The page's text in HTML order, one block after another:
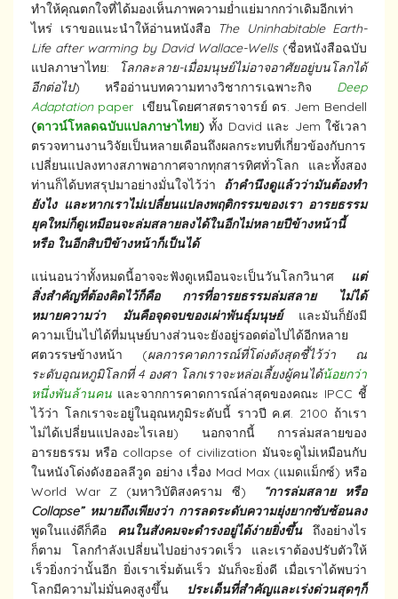
ทำให้คุณตกใจที่ได้มองเห็นภาพความย่ำแย่มากกว่าเดิมอีกเท่า
ไหร่ เราขอแนะนำให้อ่านหนังสือ
The Uninhabitable Earth-
Life after warming by David Wallace-Wells(ชื่อหนังสือฉบับ
แปลภาษาไทย: โลกละลาย-เมื่อมนุษย์ไม่อาจอาศัยอยู่บนโลกได้
อีกต่อไป) หรืออ่านบทความทางวิชาการเฉพาะกิจ Deep
Adaptationpaper เขียนโดยศาสตราจารย์ ดร. Jem Bendell
(ดาวน์โหลดฉบับแปลภาษาไทย) ทั้ง David และ Jem ใช้เวลา
ตรวจทานงานวิจัยเป็นหลายเดือนถึงผลกระทบที่เกี่ยวข้องกับการ
เปลี่ยนแปลงทางสภาพอากาศจากทุกสารทิศทั่วโลก และทั้งสอง
ท่านก็ได้บทสรุปมาอย่างมั่นใจไว้ว่า ถ้าคำนึงดูแล้วว่ามันต้องทำ
ยังไง และหากเราไม่เปลี่ยนแปลงพฤติกรรมของเรา อารยธรรม
ยุคใหม่ก็ดูเหมือนจะล่มสลายลงได้ในอีกไม่หลายปีข้างหน้านี้
หรือ ในอีกสิบปีข้างหน้าก็เป็นได้
แน่นอนว่าทั้งหมดนี้อาจจะฟังดูเหมือนจะเป็นวันโลกวินาศ แต่
สิ่งสำคัญที่ต้องคิดไว้ก็คือ การที่อารยธรรมล่มสลาย ไม่ได้
หมายความว่า มันคือจุดจบของเผ่าพันธุ์มนุษย์และมันก็ยังมี
ความเป็นไปได้ที่มนุษย์บางส่วนจะยังอยู่รอดต่อไปได้อีกหลาย
ศตวรรษข้างหน้า (ผลการคาดการณ์ที่โด่งดังสุดชี้ไว้ว่า ณ
ระดับอุณหภูมิโลกที่ 4 องศา โลกเราจะหล่อเลี้ยงผู้คนได้น้อยกว่า
หนึ่งพันล้านคน และจากการคาดการณ์ล่าสุดของคณะ IPCC ชี้
ไว้ว่า โลกเราจะอยู่ในอุณหภูมิระดับนี้ ราวปี ค.ศ. 2100 ถ้าเรา
ไม่ได้เปลี่ยนแปลงอะไรเลย) นอกจากนี้ การล่มสลายของ
อารยธรรม หรือ collapse of civilization มันจะดูไม่เหมือนกับ
ในหนังโด่งดังฮอลลีวูด อย่าง เรื่อง Mad Max (แมดแม็กซ์) หรือ
World War Z (มหาวิบัติสงคราม ซี)
“การล่มสลาย หรือ
Collapse” หมายถึงเพียงว่า การลดระดับความยุ่งยากซับซ้อนลง
พูดในแง่ดีก็คือ คนในสังคมจะดำรงอยู่ได้ง่ายยิ่งขึ้น ถึงอย่างไร
ก็ตาม โลกกำลังเปลี่ยนไปอย่างรวดเร็ว และเราต้องปรับตัวให้
เร็วยิ่งกว่านั้นอีก ยิ่งเราเริ่มต้นเร็ว มันก็จะยิ่งดี เมื่อเราได้พบว่า
โลกมีความไม่มั่นคงสูงขึ้น
ประเด็นที่สำคัญและเร่งด่วนสุดๆก็